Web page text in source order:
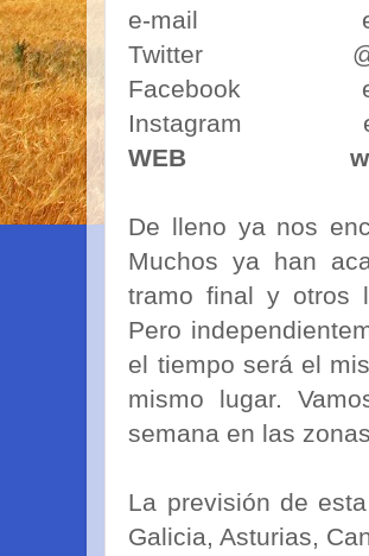
e-mail
Twitter
Facebook
Instagram
WEB
De lleno ya nos
Muchos ya han
tramo final y otros
Pero
el tiempo será el
mismo lugar.
semana en las
La previsión de
Galicia, Asturias,